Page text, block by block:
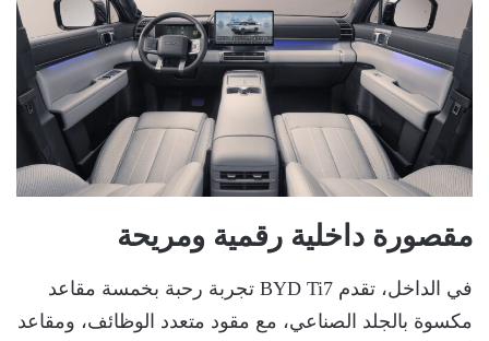
مقصورة داخلية رقمية ومريحة
في الداخل، تقدم BYD Ti7 تجربة رحبة بخمسة مقاعد
مكسوة بالجلد الصناعي، مع مقود متعدد الوظائف، ومقاعد